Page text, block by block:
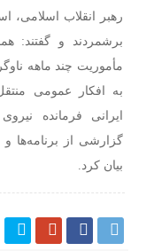
رهبر انقلاب اسلامی،
برشمردند و گفتند:
به افکار عمومی
ایرانی فرمانده
گزارشی از برنامه‌ها
بیان کرد.